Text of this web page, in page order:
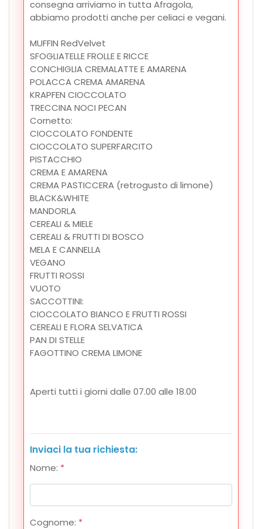
consegna arriviamo in tutta Afragola,
abbiamo prodotti anche per celiaci e vegani.
MUFFIN RedVelvet
SFOGLIATELLE FROLLE E RICCE
CONCHIGLIA CREMALATTE E AMARENA
POLACCA CREMA AMARENA
KRAPFEN CIOCCOLATO
TRECCINA NOCI PECAN
Cornetto:
CIOCCOLATO FONDENTE
CIOCCOLATO SUPERFARCITO
PISTACCHIO
CREMA E AMARENA
CREMA PASTICCERA (retrogusto di limone)
BLACK&WHITE
MANDORLA
CEREALI & MIELE
CEREALI & FRUTTI DI BOSCO
MELA E CANNELLA
VEGANO
FRUTTI ROSSI
VUOTO
SACCOTTINI:
CIOCCOLATO BIANCO E FRUTTI ROSSI
CEREALI E FLORA SELVATICA
PAN DI STELLE
FAGOTTINO CREMA LIMONE
Aperti tutti i giorni dalle 07.00 alle 18.00
Inviaci la tua richiesta:
Nome: *
Cognome: *